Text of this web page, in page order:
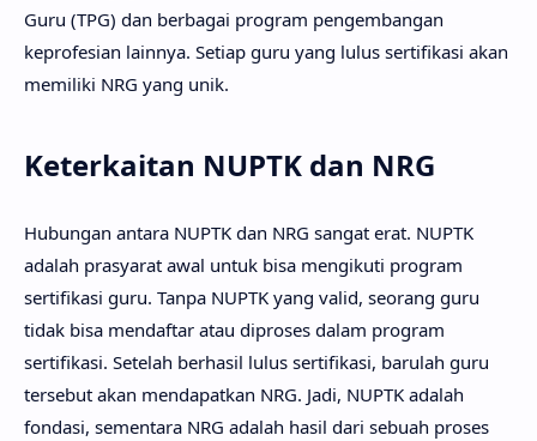
Guru (TPG) dan berbagai program pengembangan
keprofesian lainnya. Setiap guru yang lulus sertifikasi akan
memiliki NRG yang unik.
Keterkaitan NUPTK dan NRG
Hubungan antara NUPTK dan NRG sangat erat. NUPTK
adalah prasyarat awal untuk bisa mengikuti program
sertifikasi guru. Tanpa NUPTK yang valid, seorang guru
tidak bisa mendaftar atau diproses dalam program
sertifikasi. Setelah berhasil lulus sertifikasi, barulah guru
tersebut akan mendapatkan NRG. Jadi, NUPTK adalah
fondasi, sementara NRG adalah hasil dari sebuah proses